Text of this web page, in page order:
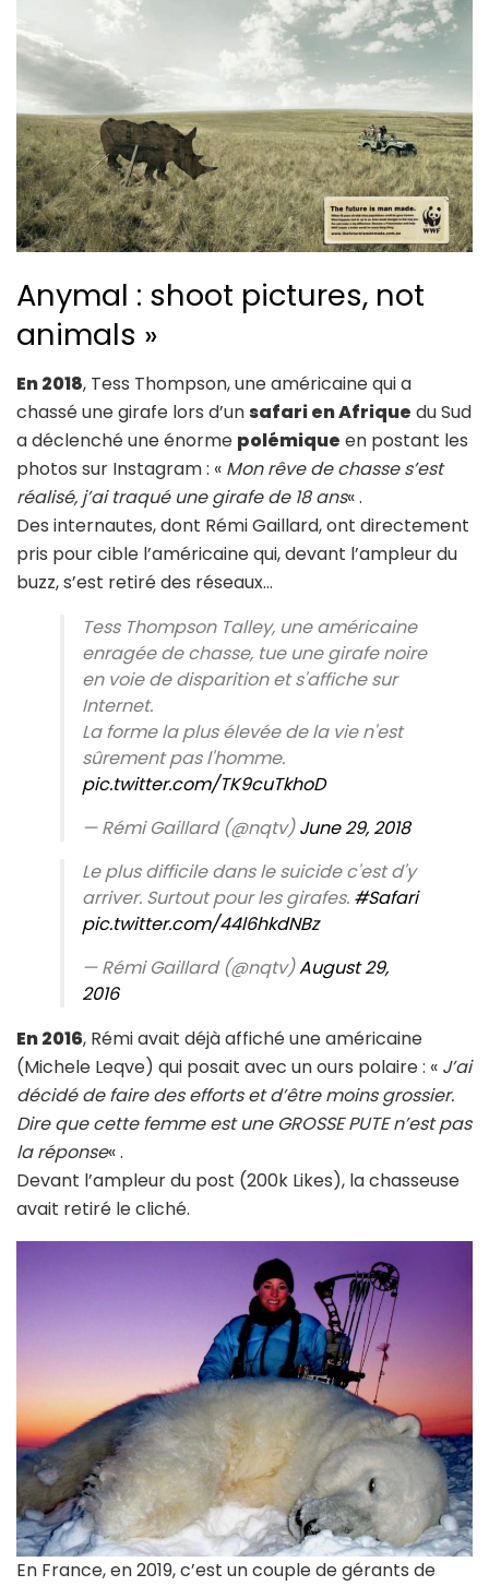
Anymal : shoot pictures, not
animals »
En 2018, Tess Thompson, une américaine qui a
chassé une girafe lors d’unsafari en Afrique du Sud
a déclenché une énorme polémique en postant les
photos sur Instagram : « Mon rêve de chasse s’est
réalisé, j’ai traqué une girafe de 18 ans« .
Des internautes, dont Rémi Gaillard, ont directement
pris pour cible l’américaine qui, devant l’ampleur du
buzz, s’est retiré des réseaux…
Tess Thompson Talley, une américaine
enragée de chasse, tue une girafe noire
en voie de disparition et s'affiche sur
Internet.
La forme la plus élevée de la vie n'est
sûrement pas l'homme.
pic.twitter.com/TK9cuTkhoD
— Rémi Gaillard (@nqtv)June 29, 2018
Le plus difficile dans le suicide c'est d'y
arriver. Surtout pour les girafes. #Safari
pic.twitter.com/44l6hkdNBz
— Rémi Gaillard (@nqtv)August 29,
2016
En 2016, Rémi avait déjà affiché une américaine
(Michele Leqve) qui posait avec un ours polaire : « J’ai
décidé de faire des efforts et d’être moins grossier.
Dire que cette femme est une GROSSE PUTE n’est pas
la réponse« .
Devant l’ampleur du post (200k Likes), la chasseuse
avait retiré le cliché.
En France, en 2019, c’est un couple de gérants de